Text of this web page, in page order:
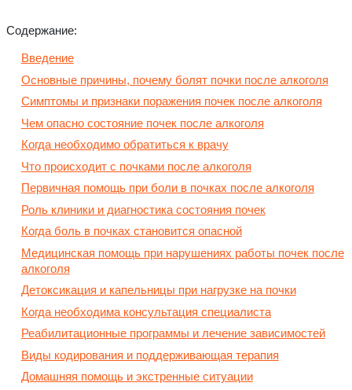
Содержание:
Введение
Основные причины, почему болят почки после алкоголя
Симптомы и признаки поражения почек после алкоголя
Чем опасно состояние почек после алкоголя
Когда необходимо обратиться к врачу
Что происходит с почками после алкоголя
Первичная помощь при боли в почках после алкоголя
Роль клиники и диагностика состояния почек
Когда боль в почках становится опасной
Медицинская помощь при нарушениях работы почек после
алкоголя
Детоксикация и капельницы при нагрузке на почки
Когда необходима консультация специалиста
Реабилитационные программы и лечение зависимостей
Виды кодирования и поддерживающая терапия
Домашняя помощь и экстренные ситуации